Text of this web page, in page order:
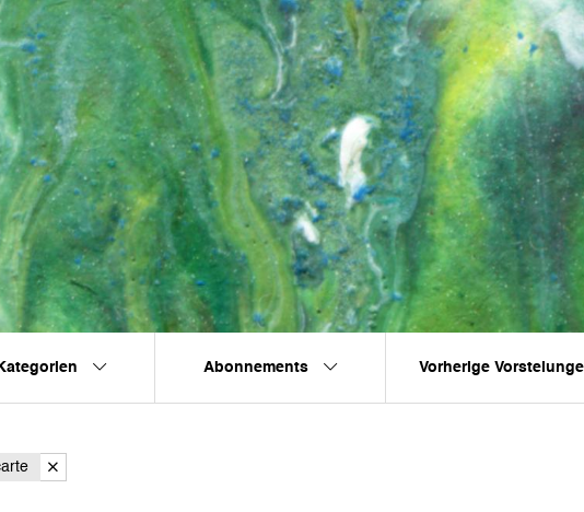
Kategorien Abonnements Vorherige